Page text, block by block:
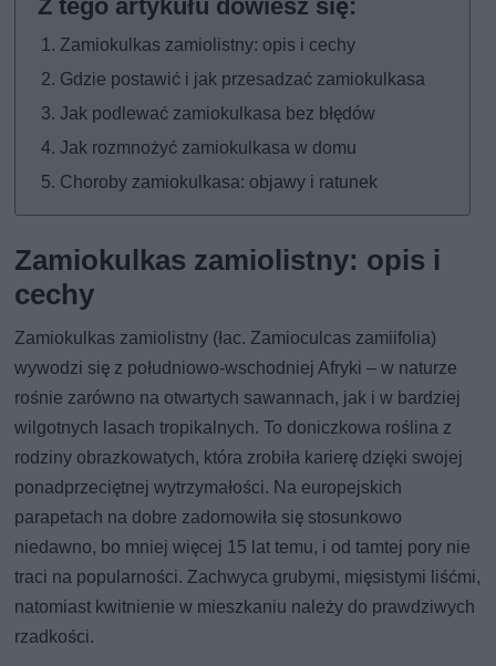
Zamiokulkas zamiolistny: opis i cechy
Gdzie postawić i jak przesadzać zamiokulkasa
Jak podlewać zamiokulkasa bez błędów
Jak rozmnożyć zamiokulkasa w domu
Choroby zamiokulkasa: objawy i ratunek
Zamiokulkas zamiolistny: opis i
cechy
Zamiokulkas zamiolistny (łac. Zamioculcas zamiifolia)
wywodzi się z południowo-wschodniej Afryki – w naturze
rośnie zarówno na otwartych sawannach, jak i w bardziej
wilgotnych lasach tropikalnych. To doniczkowa roślina z
rodziny obrazkowatych, która zrobiła karierę dzięki swojej
ponadprzeciętnej wytrzymałości. Na europejskich
parapetach na dobre zadomowiła się stosunkowo
niedawno, bo mniej więcej 15 lat temu, i od tamtej pory nie
traci na popularności. Zachwyca grubymi, mięsistymi liśćmi,
natomiast kwitnienie w mieszkaniu należy do prawdziwych
rzadkości.